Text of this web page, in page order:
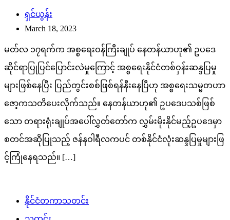
ရှင်ယွန်း
March 18, 2023
မတ်လ ၁၇ရက်က အစ္စရေးဝန်ကြီးချုပ် နေတန်ယာဟု၏ ဥပဒေ
ဆိုင်ရာပြုပြင်ပြောင်းလဲမှုကြောင့် အစ္စရေးနိုင်ငံတစ်ဝှန်းဆန္ဒပြမှု
များဖြစ်နေပြီး ပြည်တွင်းစစ်ဖြစ်ရန်နီးနေပြီဟု အစ္စရေးသမ္မတဟာ
ဇော့ကသတိပေးလိုက်သည်။ နေတန်ယာဟု၏ ဥပဒေပသစ်ဖြစ်
သော တရားရုံးချုပ်အပေါ်လွှတ်တော်က လွှမ်းမိုးနိုင်မည့်ဥပဒေမှာ
စတင်အဆိုပြုသည့် ဇန်နဝါရီလကပင် တစ်နိုင်ငံလုံးဆန္ဒပြမှုများဖြ
င့်ကြုံနေရသည်။ […]
နိုင်ငံတကာသတင်း